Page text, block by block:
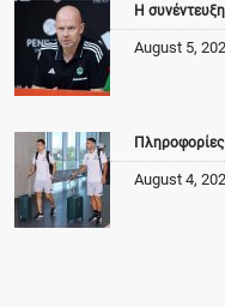
Η
August 5,
August 4,